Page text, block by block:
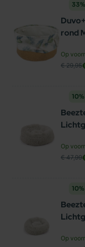
rond
Op
€ 29,95
Op
€ 47,99
Op